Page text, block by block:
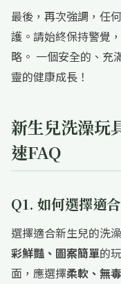
最後，再次強調，任
護。請始終保持警覺
略。 一個安全的、充
靈的健康成長！
新生兒洗澡玩
速FAQ
Q1. 如何選擇適
選擇適合新生兒的洗
彩鮮豔、圖案簡單的
面，應選擇柔軟、無